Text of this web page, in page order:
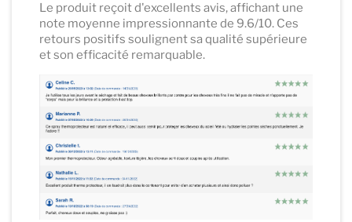
Le produit reçoit d'excellents avis, affichant une
note moyenne impressionnante de 9.6/10. Ces
retours positifs soulignent sa qualité supérieure
et son efficacité remarquable.